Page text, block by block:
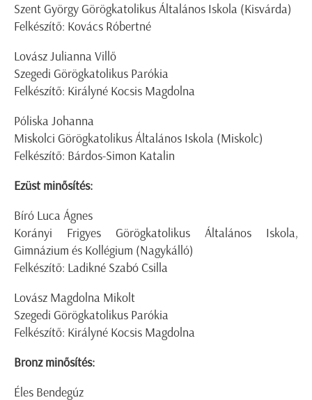
Szent György Görögkatolikus Általános Iskola (Kisvárda)
Felkészítő: Kovács Róbertné
Lovász Julianna Villő
Szegedi Görögkatolikus Parókia
Felkészítő: Királyné Kocsis Magdolna
Póliska Johanna
Miskolci Görögkatolikus Általános Iskola (Miskolc)
Felkészítő: Bárdos-Simon Katalin
Ezüst minősítés:
Bíró Luca Ágnes
Korányi Frigyes Görögkatolikus Általános Iskola,
Gimnázium és Kollégium (Nagykálló)
Felkészítő: Ladikné Szabó Csilla
Lovász Magdolna Mikolt
Szegedi Görögkatolikus Parókia
Felkészítő: Királyné Kocsis Magdolna
Bronz minősítés:
Éles Bendegúz